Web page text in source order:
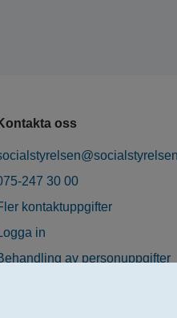
oss
247 30 00
kontaktuppgifter
in
av personuppgifter